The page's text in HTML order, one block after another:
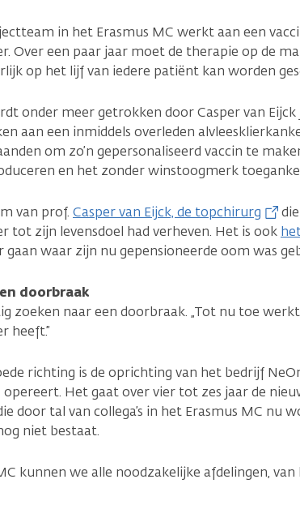
in het Erasmus MC werkt aan een
Over een paar jaar moet de therapie op de
op het lijf van iedere patiënt kan worden
onder meer getrokken door Casper van Eijck
aan een inmiddels overleden
om zo’n gepersonaliseerd vaccin te
en het zonder winstoogmerk
van prof. Casper van Eijck, de topchirurg
tot zijn levensdoel had verheven. Het is ook
gaan waar zijn nu gepensioneerde oom was
doorbraak
zoeken naar een doorbraak. „Tot nu toe
heeft.”
richting is de oprichting van het bedrijf
opereert. Het gaat over vier tot zes jaar de
door tal van collega’s in het Erasmus MC nu
niet bestaat.
kunnen we alle noodzake­lij­ke afdelingen,